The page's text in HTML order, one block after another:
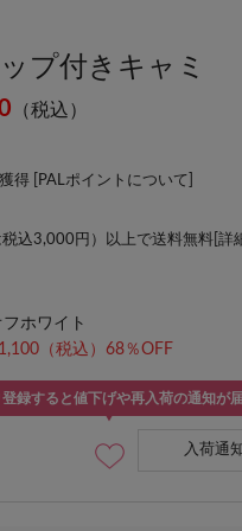
プ付きキャミ
（税込）
得 [ PALポイントについて
込3,000円）以上で送料無料[ 詳
ホワイト
（税込）68％OFF
録すると値下げや再入荷の通知が
入荷通知